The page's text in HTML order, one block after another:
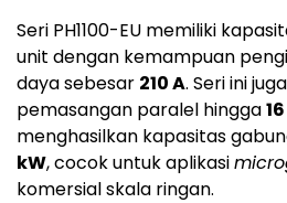
Seri PH1100-EU memiliki
unit dengan kemampuan
daya sebesar 210 A. Seri ini
pemasangan paralel hingga
menghasilkan kapasitas
kW, cocok untuk aplikasi
komersial skala ringan.